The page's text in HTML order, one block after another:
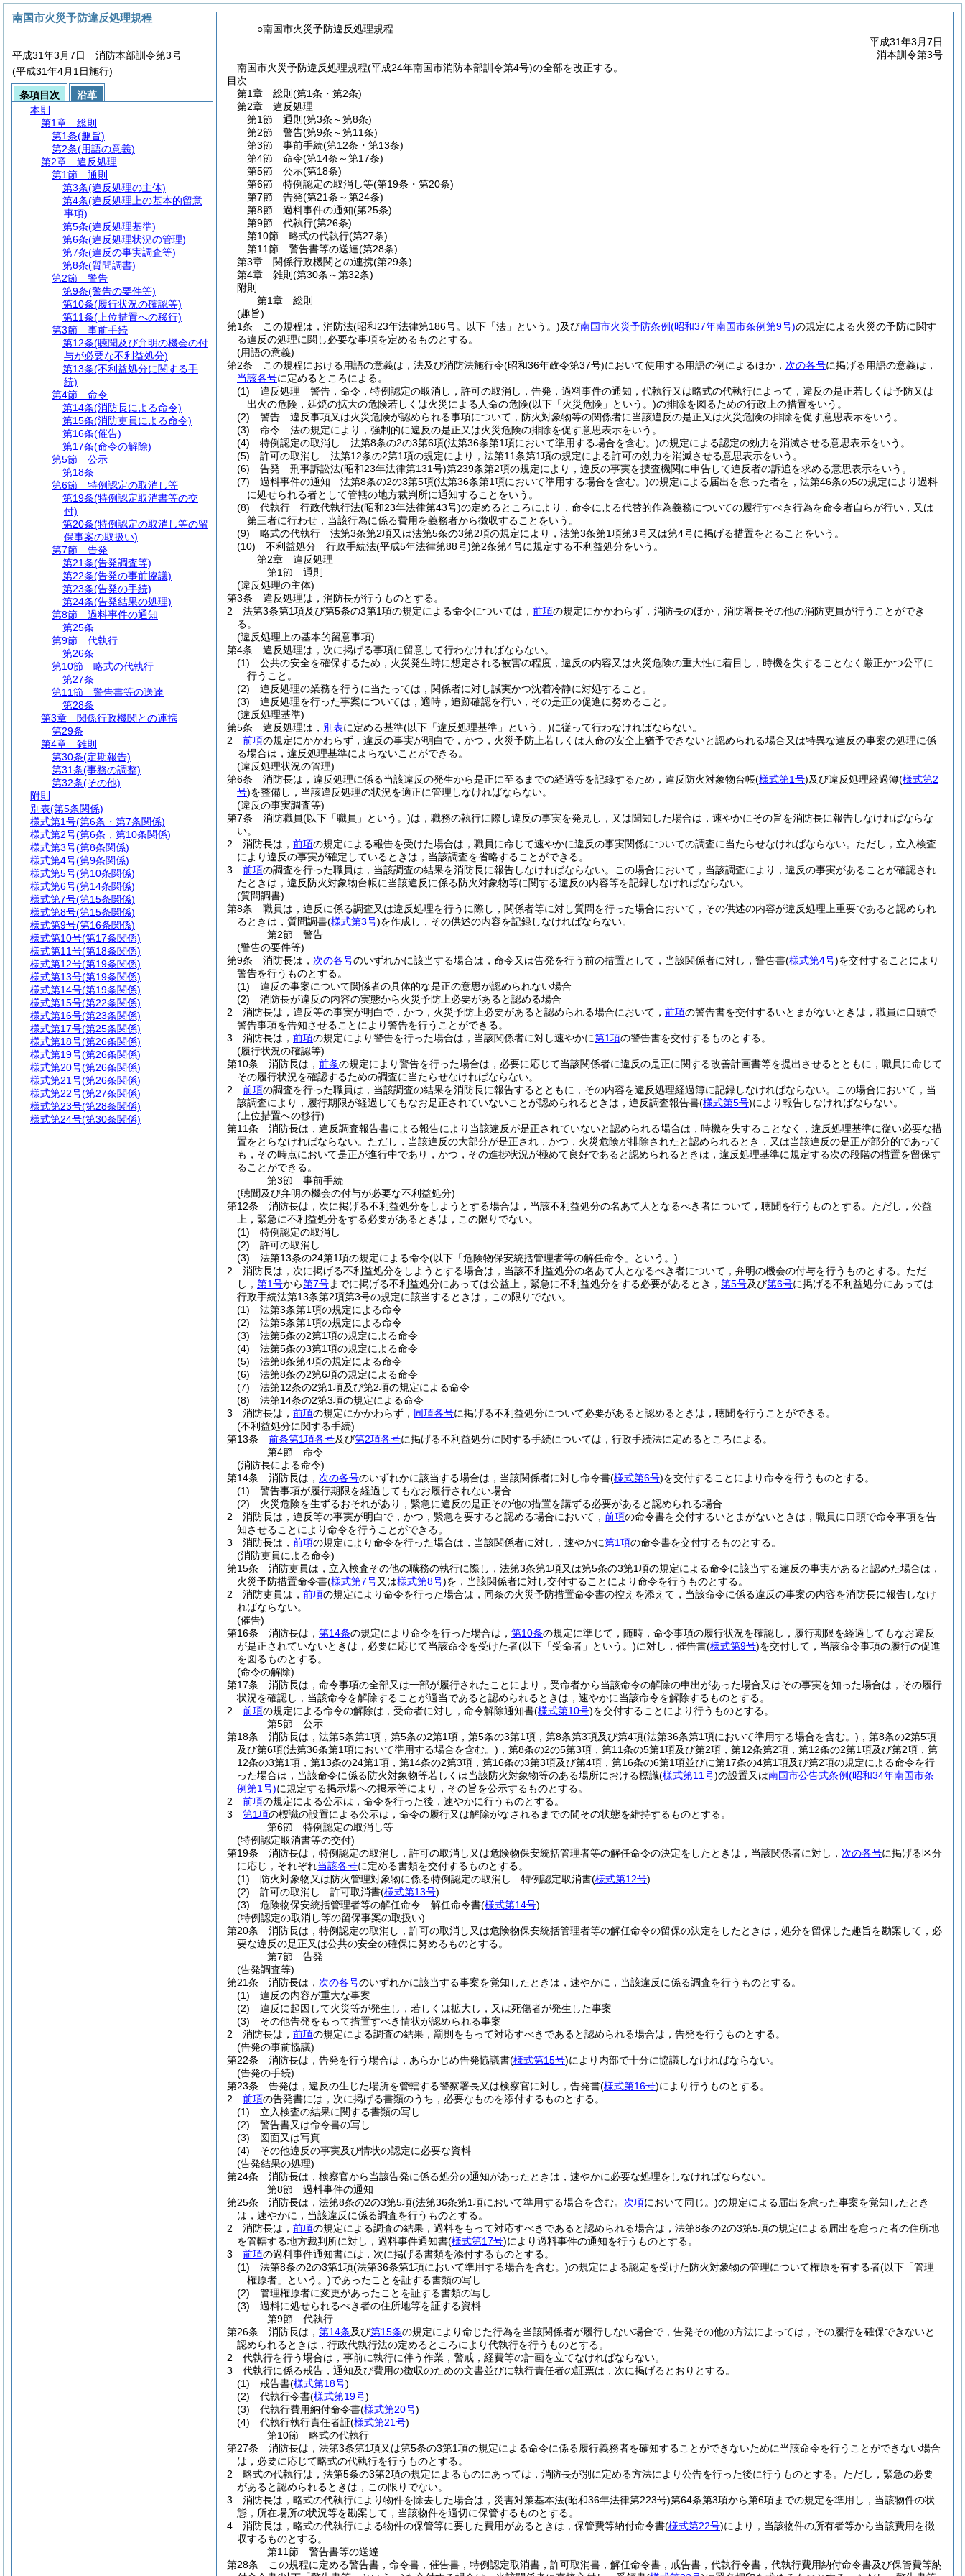
○南国市火災予防違反処理規程
平成31年3月7日
消本訓令第3号
南国市火災予防違反処理規程(平成24年南国市消防本部訓令第4号)の全部を改正する。
目次
第1章
総則 (第1条・第2条)
第2章
違反処理
第1節
通則 (第3条～第8条)
第2節
警告(第9条～第11条)
第3節
事前手続(第12条・第13条)
第4節
命令(第14条～第17条)
第5節
公示(第18条)
第6節
特例認定の取消し等(第19条・第20条)
第7節
告発(第21条～第24条)
第8節
過料事件の通知(第25条)
第9節
代執行(第26条)
第10節
略式の代執行(第27条)
第11節
警告書等の送達(第28条)
第3章
関係行政機関との連携(第29条)
第4章
雑則 (第30条～第32条)
附則
第1章
総則
(趣旨)
第1条
この規程は，消防法(昭和23年法律第186号。以下「法」という。)及び南国市火災予防条例(昭和37年南国市条例第9号)の規定による火災の予防に関す
る違反の処理に関し必要な事項を定めるものとする。
(用語の意義)
第2条
この規程における用語の意義は，法及び消防法施行令(昭和36年政令第37号)において使用する用語の例によるほか， 次の各号に掲げる用語の意義は，
当該各号に定めるところによる。
(1)
違反処理 警告，命令，特例認定の取消し，許可の取消し，告発，過料事件の通知，代執行又は略式の代執行によって，違反の是正若しくは予防又は
出火の危険，延焼の拡大の危険若しくは火災による人命の危険(以下「火災危険」という。)の排除を図るための行政上の措置をいう。
(2)
警告 違反事項又は火災危険が認められる事項について，防火対象物等の関係者に当該違反の是正又は火災危険の排除を促す意思表示をいう。
(3)
命令 法の規定により，強制的に違反の是正又は火災危険の排除を促す意思表示をいう。
(4)
特例認定の取消し 法第8条の2の3第6項(法第36条第1項において準用する場合を含む。)の規定による認定の効力を消滅させる意思表示をいう。
(5)
許可の取消し 法第12条の2第1項の規定により，法第11条第1項の規定による許可の効力を消滅させる意思表示をいう。
(6)
告発 刑事訴訟法(昭和23年法律第131号)第239条第2項の規定により，違反の事実を捜査機関に申告して違反者の訴追を求める意思表示をいう。
(7)
過料事件の通知 法第8条の2の3第5項(法第36条第1項において準用する場合を含む。)の規定による届出を怠った者を，法第46条の5の規定により過料
に処せられる者として管轄の地方裁判所に通知することをいう。
(8)
代執行 行政代執行法(昭和23年法律第43号)の定めるところにより，命令による代替的作為義務についての履行すべき行為を命令者自らが行い，又は
第三者に行わせ，当該行為に係る費用を義務者から徴収することをいう。
(9)
略式の代執行 法第3条第2項又は法第5条の3第2項の規定により，法第3条第1項第3号又は第4号に掲げる措置をとることをいう。
(10)
不利益処分 行政手続法(平成5年法律第88号)第2条第4号に規定する不利益処分をいう。
第2章
違反処理
第1節
通則
(違反処理の主体)
第3条
違反処理は，消防長が行うものとする。
2
法第3条第1項及び第5条の3第1項の規定による命令については， 前項の規定にかかわらず，消防長のほか，消防署長その他の消防吏員が行うことができ
る。
(違反処理上の基本的留意事項)
第4条
違反処理は，次に掲げる事項に留意して行わなければならない。
(1)
公共の安全を確保するため，火災発生時に想定される被害の程度，違反の内容又は火災危険の重大性に着目し，時機を失することなく厳正かつ公平に
行うこと。
(2)
違反処理の業務を行うに当たっては，関係者に対し誠実かつ沈着冷静に対処すること。
(3)
違反処理を行った事案については，適時，追跡確認を行い，その是正の促進に努めること。
(違反処理基準)
第5条
違反処理は， 別表に定める基準(以下「違反処理基準」という。)に従って行わなければならない。
2
前項の規定にかかわらず，違反の事実が明白で，かつ，火災予防上若しくは人命の安全上猶予できないと認められる場合又は特異な違反の事案の処理に係
る場合は，違反処理基準によらないことができる。
(違反処理状況の管理)
第6条
消防長は，違反処理に係る当該違反の発生から是正に至るまでの経過等を記録するため，違反防火対象物台帳(様式第1号)及び違反処理経過簿(様式第2
号)を整備し，当該違反処理の状況を適正に管理しなければならない。
(違反の事実調査等)
第7条
消防職員(以下「職員」という。)は，職務の執行に際し違反の事実を発見し，又は聞知した場合は，速やかにその旨を消防長に報告しなければならな
い。
2
消防長は， 前項の規定による報告を受けた場合は，職員に命じて速やかに違反の事実関係についての調査に当たらせなければならない。 ただし，立入検査
により違反の事実が確定しているときは，当該調査を省略することができる。
3
前項の調査を行った職員は，当該調査の結果を消防長に報告しなければならない。
この場合において，当該調査により，違反の事実があることが確認され
たときは，違反防火対象物台帳に当該違反に係る防火対象物等に関する違反の内容等を記録しなければならない。
(質問調書)
第8条
職員は，違反に係る調査又は違反処理を行うに際し，関係者等に対し質問を行った場合において，その供述の内容が違反処理上重要であると認められ
るときは，質問調書(様式第3号)を作成し，その供述の内容を記録しなければならない。
第2節
警告
(警告の要件等)
第9条
消防長は， 次の各号のいずれかに該当する場合は，命令又は告発を行う前の措置として，当該関係者に対し，警告書(様式第4号)を交付することにより
警告を行うものとする。
(1)
違反の事案について関係者の具体的な是正の意思が認められない場合
(2)
消防長が違反の内容の実態から火災予防上必要があると認める場合
2
消防長は，違反等の事実が明白で，かつ，火災予防上必要があると認められる場合において， 前項の警告書を交付するいとまがないときは，職員に口頭で
警告事項を告知させることにより警告を行うことができる。
3
消防長は， 前項の規定により警告を行った場合は，当該関係者に対し速やかに第1項の警告書を交付するものとする。
(履行状況の確認等)
第10条
消防長は， 前条の規定により警告を行った場合は，必要に応じて当該関係者に違反の是正に関する改善計画書等を提出させるとともに，職員に命じて
その履行状況を確認するための調査に当たらせなければならない。
2
前項の調査を行った職員は，当該調査の結果を消防長に報告するとともに，その内容を違反処理経過簿に記録しなければならない。
この場合において，当
該調査により，履行期限が経過してもなお是正されていないことが認められるときは，違反調査報告書(様式第5号)により報告しなければならない。
(上位措置への移行)
第11条
消防長は，違反調査報告書による報告により当該違反が是正されていないと認められる場合は，時機を失することなく，違反処理基準に従い必要な措
置をとらなければならない。 ただし，当該違反の大部分が是正され，かつ，火災危険が排除されたと認められるとき，又は当該違反の是正が部分的であって
も，その時点において是正が進行中であり，かつ，その進捗状況が極めて良好であると認められるときは，違反処理基準に規定する次の段階の措置を留保す
ることができる。
第3節
事前手続
(聴聞及び弁明の機会の付与が必要な不利益処分)
第12条
消防長は，次に掲げる不利益処分をしようとする場合は，当該不利益処分の名あて人となるべき者について，聴聞を行うものとする。 ただし，公益
上，緊急に不利益処分をする必要があるときは，この限りでない。
(1)
特例認定の取消し
(2)
許可の取消し
(3)
法第13条の24第1項の規定による命令(以下「危険物保安統括管理者等の解任命令」という。)
2
消防長は，次に掲げる不利益処分をしようとする場合は，当該不利益処分の名あて人となるべき者について，弁明の機会の付与を行うものとする。 ただ
し， 第1号から第7号までに掲げる不利益処分にあっては公益上，緊急に不利益処分をする必要があるとき， 第5号及び第6号に掲げる不利益処分にあっては
行政手続法第13条第2項第3号の規定に該当するときは，この限りでない。
(1)
法第3条第1項の規定による命令
(2)
法第5条第1項の規定による命令
(3)
法第5条の2第1項の規定による命令
(4)
法第5条の3第1項の規定による命令
(5)
法第8条第4項の規定による命令
(6)
法第8条の2第6項の規定による命令
(7)
法第12条の2第1項及び第2項の規定による命令
(8)
法第14条の2第3項の規定による命令
3
消防長は， 前項の規定にかかわらず， 同項各号に掲げる不利益処分について必要があると認めるときは，聴聞を行うことができる。
(不利益処分に関する手続)
第13条
前条第1項各号及び第2項各号に掲げる不利益処分に関する手続については，行政手続法に定めるところによる。
第4節
命令
(消防長による命令)
第14条
消防長は， 次の各号のいずれかに該当する場合は，当該関係者に対し命令書(様式第6号)を交付することにより命令を行うものとする。
(1)
警告事項が履行期限を経過してもなお履行されない場合
(2)
火災危険を生ずるおそれがあり，緊急に違反の是正その他の措置を講ずる必要があると認められる場合
2
消防長は，違反等の事実が明白で，かつ，緊急を要すると認める場合において， 前項の命令書を交付するいとまがないときは，職員に口頭で命令事項を告
知させることにより命令を行うことができる。
3
消防長は， 前項の規定により命令を行った場合は，当該関係者に対し，速やかに第1項の命令書を交付するものとする。
(消防吏員による命令)
第15条
消防吏員は，立入検査その他の職務の執行に際し，法第3条第1項又は第5条の3第1項の規定による命令に該当する違反の事実があると認めた場合は，
火災予防措置命令書(様式第7号又は様式第8号)を，当該関係者に対し交付することにより命令を行うものとする。
2
消防吏員は， 前項の規定により命令を行った場合は，同条の火災予防措置命令書の控えを添えて，当該命令に係る違反の事案の内容を消防長に報告しなけ
ればならない。
(催告)
第16条
消防長は， 第14条の規定により命令を行った場合は， 第10条の規定に準じて，随時，命令事項の履行状況を確認し，履行期限を経過してもなお違反
が是正されていないときは，必要に応じて当該命令を受けた者(以下「受命者」という。)に対し，催告書(様式第9号)を交付して，当該命令事項の履行の促進
を図るものとする。
(命令の解除)
第17条
消防長は，命令事項の全部又は一部が履行されたことにより，受命者から当該命令の解除の申出があった場合又はその事実を知った場合は，その履行
状況を確認し，当該命令を解除することが適当であると認められるときは，速やかに当該命令を解除するものとする。
2
前項の規定による命令の解除は，受命者に対し，命令解除通知書(様式第10号)を交付することにより行うものとする。
第5節
公示
第18条
消防長は，法第5条第1項，第5条の2第1項，第5条の3第1項，第8条第3項及び第4項(法第36条第1項において準用する場合を含む。) ，第8条の2第5項
及び第6項(法第36条第1項において準用する場合を含む。) ，第8条の2の5第3項，第11条の5第1項及び第2項，第12条第2項，第12条の2第1項及び第2項，第
12条の3第1項，第13条の24第1項，第14条の2第3項，第16条の3第3項及び第4項，第16条の6第1項並びに第17条の4第1項及び第2項の規定による命令を行
った場合は，当該命令に係る防火対象物等若しくは当該防火対象物等のある場所における標識(様式第11号)の設置又は南国市公告式条例(昭和34年南国市条
例第1号)に規定する掲示場への掲示等により，その旨を公示するものとする。
2
前項の規定による公示は，命令を行った後，速やかに行うものとする。
3
第1項の標識の設置による公示は，命令の履行又は解除がなされるまでの間その状態を維持するものとする。
第6節
特例認定の取消し等
(特例認定取消書等の交付)
第19条
消防長は，特例認定の取消し，許可の取消し又は危険物保安統括管理者等の解任命令の決定をしたときは，当該関係者に対し， 次の各号に掲げる区分
に応じ，それぞれ当該各号に定める書類を交付するものとする。
(1)
防火対象物又は防火管理対象物に係る特例認定の取消し 特例認定取消書(様式第12号)
(2)
許可の取消し 許可取消書(様式第13号)
(3)
危険物保安統括管理者等の解任命令 解任命令書(様式第14号)
(特例認定の取消し等の留保事案の取扱い)
第20条
消防長は，特例認定の取消し，許可の取消し又は危険物保安統括管理者等の解任命令の留保の決定をしたときは，処分を留保した趣旨を勘案して，必
要な違反の是正又は公共の安全の確保に努めるものとする。
第7節
告発
(告発調査等)
第21条
消防長は， 次の各号のいずれかに該当する事案を覚知したときは，速やかに，当該違反に係る調査を行うものとする。
(1)
違反の内容が重大な事案
(2)
違反に起因して火災等が発生し，若しくは拡大し，又は死傷者が発生した事案
(3)
その他告発をもって措置すべき情状が認められる事案
2
消防長は， 前項の規定による調査の結果，罰則をもって対応すべきであると認められる場合は，告発を行うものとする。
(告発の事前協議)
第22条
消防長は，告発を行う場合は，あらかじめ告発協議書(様式第15号)により内部で十分に協議しなければならない。
(告発の手続)
第23条
告発は，違反の生じた場所を管轄する警察署長又は検察官に対し，告発書(様式第16号)により行うものとする。
2
前項の告発書には，次に掲げる書類のうち，必要なものを添付するものとする。
(1)
立入検査の結果に関する書類の写し
(2)
警告書又は命令書の写し
(3)
図面又は写真
(4)
その他違反の事実及び情状の認定に必要な資料
(告発結果の処理)
第24条
消防長は，検察官から当該告発に係る処分の通知があったときは，速やかに必要な処理をしなければならない。
第8節
過料事件の通知
第25条
消防長は，法第8条の2の3第5項(法第36条第1項において準用する場合を含む。 次項において同じ。)の規定による届出を怠った事案を覚知したとき
は，速やかに，当該違反に係る調査を行うものとする。
2
消防長は， 前項の規定による調査の結果，過料をもって対応すべきであると認められる場合は，法第8条の2の3第5項の規定による届出を怠った者の住所地
を管轄する地方裁判所に対し，過料事件通知書(様式第17号)により過料事件の通知を行うものとする。
3
前項の過料事件通知書には，次に掲げる書類を添付するものとする。
(1)
法第8条の2の3第1項(法第36条第1項において準用する場合を含む。)の規定による認定を受けた防火対象物の管理について権原を有する者(以下「管理
権原者」という。)であったことを証する書類の写し
(2)
管理権原者に変更があったことを証する書類の写し
(3)
過料に処せられるべき者の住所地等を証する資料
第9節
代執行
第26条
消防長は， 第14条及び第15条の規定により命じた行為を当該関係者が履行しない場合で，告発その他の方法によっては，その履行を確保できないと
認められるときは，行政代執行法の定めるところにより代執行を行うものとする。
2
代執行を行う場合は，事前に執行に伴う作業，警戒，経費等の計画を立てなければならない。
3
代執行に係る戒告，通知及び費用の徴収のための文書並びに執行責任者の証票は，次に掲げるとおりとする。
(1)
戒告書(様式第18号)
(2)
代執行令書(様式第19号)
(3)
代執行費用納付命令書(様式第20号)
(4)
代執行執行責任者証(様式第21号)
第10節
略式の代執行
第27条
消防長は，法第3条第1項又は第5条の3第1項の規定による命令に係る履行義務者を確知することができないために当該命令を行うことができない場合
は，必要に応じて略式の代執行を行うものとする。
2
略式の代執行は，法第5条の3第2項の規定によるものにあっては，消防長が別に定める方法により公告を行った後に行うものとする。 ただし，緊急の必要
があると認められるときは，この限りでない。
3
消防長は，略式の代執行により物件を除去した場合は，災害対策基本法(昭和36年法律第223号)第64条第3項から第6項までの規定を準用し，当該物件の状
態，所在場所の状況等を勘案して，当該物件を適切に保管するものとする。
4
消防長は，略式の代執行による物件の保管等に要した費用があるときは，保管費等納付命令書(様式第22号)により，当該物件の所有者等から当該費用を徴
収するものとする。
第11節
警告書等の送達
第28条
この規程に定める警告書，命令書，催告書，特例認定取消書，許可取消書，解任命令書，戒告書，代執行令書，代執行費用納付命令書及び保管費等納
南国市火災予防違反処理規程
平成31年3月7日 消防本部訓令第3号
(平成31年4月1日施行)
条項目次
沿革
本則
第1章
総則
第1条(趣旨)
第2条(用語の意義)
第2章
違反処理
第1節
通則
第3条(違反処理の主体)
第4条(違反処理上の基本的留意
事項)
第5条(違反処理基準)
第6条(違反処理状況の管理)
第7条(違反の事実調査等)
第8条(質問調書)
第2節
警告
第9条(警告の要件等)
第10条(履行状況の確認等)
第11条(上位措置への移行)
第3節
事前手続
第12条(聴聞及び弁明の機会の付
与が必要な不利益処分)
第13条(不利益処分に関する手
続)
第4節
命令
第14条(消防長による命令)
第15条(消防吏員による命令)
第16条(催告)
第17条(命令の解除)
第5節
公示
第18条
第6節
特例認定の取消し等
第19条(特例認定取消書等の交
付)
第20条(特例認定の取消し等の留
保事案の取扱い)
第7節
告発
第21条(告発調査等)
第22条(告発の事前協議)
第23条(告発の手続)
第24条(告発結果の処理)
第8節
過料事件の通知
第25条
第9節
代執行
第26条
第10節
略式の代執行
第27条
第11節
警告書等の送達
第28条
第3章
関係行政機関との連携
第29条
第4章
雑則
第30条(定期報告)
第31条(事務の調整)
第32条(その他)
附則
別表(第5条関係)
様式第1号(第6条・第7条関係)
様式第2号(第6条，第10条関係)
様式第3号(第8条関係)
様式第4号(第9条関係)
様式第5号(第10条関係)
様式第6号(第14条関係)
様式第7号(第15条関係)
様式第8号(第15条関係)
様式第9号(第16条関係)
様式第10号(第17条関係)
様式第11号(第18条関係)
様式第12号(第19条関係)
様式第13号(第19条関係)
様式第14号(第19条関係)
様式第15号(第22条関係)
様式第16号(第23条関係)
様式第17号(第25条関係)
様式第18号(第26条関係)
様式第19号(第26条関係)
様式第20号(第26条関係)
様式第21号(第26条関係)
様式第22号(第27条関係)
様式第23号(第28条関係)
様式第24号(第30条関係)